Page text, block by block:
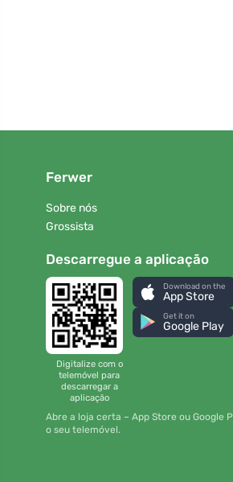
Ferwer
Sobre nós
Grossista
Descarregue a aplicação
Digitalize com o
telemóvel para
descarregar a
aplicação
Download on the
App Store
Get it on
Google Play
Abre a loja certa – App Store ou Google
o seu telemóvel.